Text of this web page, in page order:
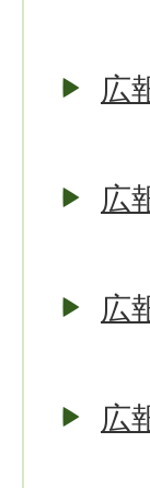
広
広
広
広